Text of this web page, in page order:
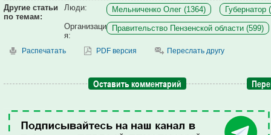
Другие статьи
по темам:
Люди: Мельниченко Олег (1364)
Губернатор
Организаци
я:
Правительство Пензенской области (599)
Распечатать PDF версия Переслать другу
Оставить комментарий